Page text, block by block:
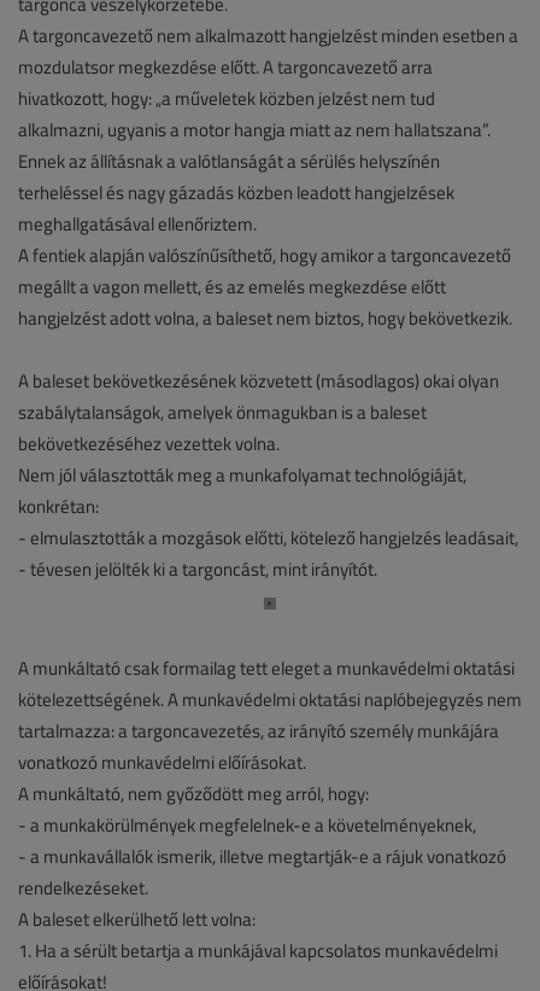
A targoncavezető nem alkalmazott hangjelzést minden esetben a
mozdulatsor megkezdése előtt. A targoncavezető arra
hivatkozott, hogy: „a műveletek közben jelzést nem tud
alkalmazni, ugyanis a motor hangja miatt az nem hallatszana”.
Ennek az állításnak a valótlanságát a sérülés helyszínén
terheléssel és nagy gázadás közben leadott hangjelzések
meghallgatásával ellenőriztem.
A fentiek alapján valószínűsíthető, hogy amikor a targoncavezető
megállt a vagon mellett, és az emelés megkezdése előtt
hangjelzést adott volna, a baleset nem biztos, hogy bekövetkezik.
A baleset bekövetkezésének közvetett (másodlagos) okai olyan
szabálytalanságok, amelyek önmagukban is a baleset
bekövetkezéséhez vezettek volna.
Nem jól választották meg a munkafolyamat technológiáját,
konkrétan:
- elmulasztották a mozgások előtti, kötelező hangjelzés leadásait,
- tévesen jelölték ki a targoncást, mint irányítót.
A munkáltató csak formailag tett eleget a munkavédelmi oktatási
kötelezettségének. A munkavédelmi oktatási naplóbejegyzés nem
tartalmazza: a targoncavezetés, az irányító személy munkájára
vonatkozó munkavédelmi előírásokat.
A munkáltató, nem győződött meg arról, hogy:
- a munkakörülmények megfelelnek-e a követelményeknek,
- a munkavállalók ismerik, illetve megtartják-e a rájuk vonatkozó
rendelkezéseket.
A baleset elkerülhető lett volna:
1. Ha a sérült betartja a munkájával kapcsolatos munkavédelmi
előírásokat!